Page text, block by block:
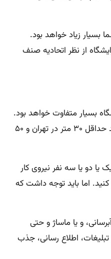
زیاد خواهد بود.
از نظر اتحادیه صنف
بسیار متفاوت خواهد بود.
معمولا برای یک کار معمولی باید حداقل ۳۰ متر در تهران و ۵۰
یا دو یا سه نفر نیروی کار
اما باید توجه داشت که
و یا ماساژ و حتی
اطلاع رسانی، جذب